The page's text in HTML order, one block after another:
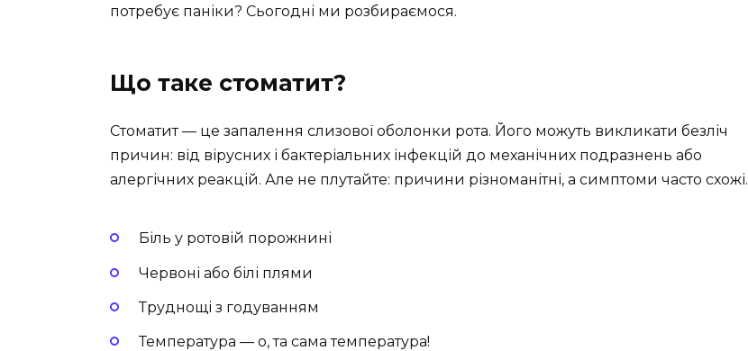
потребує паніки? Сьогодні ми розбираємося.
Що таке стоматит?
Стоматит — це запалення слизової оболонки рота. Його можуть викликати безліч
причин: від вірусних і бактеріальних інфекцій до механічних подразнень або
алергічних реакцій. Але не плутайте: причини різноманітні, а симптоми часто схожі.
Біль у ротовій порожнині
Червоні або білі плями
Труднощі з годуванням
Температура — о, та сама температура!